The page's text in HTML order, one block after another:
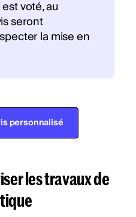
voté, au
seront
la mise en
personnalisé
les travaux de